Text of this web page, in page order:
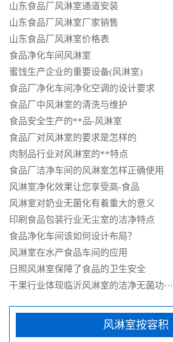
山东食品厂风淋室通道安装
山东食品厂风淋室厂家销售
山东食品厂风淋室价格表
食品净化车间风淋室
蜜饯生产企业的重要设备(风淋室)
食品厂净化车间净化空调的设计要求
食品厂中风淋室的清洗与维护
食品安全生产的**品-风淋室
食品厂对风淋室的要求是怎样的
肉制品行业对风淋室的**特点
食品厂洁净车间的风淋室怎样正确使用
风淋室净化效果让您享受高-食品
风淋室对奶业无菌化有着重大的意义
印刷食品包装行业无尘室的洁净特点
食品净化车间该如何设计布局？
风淋室在水产食品车间的应用
日照风淋室保障了食品的卫生安全
干果行业体现临沂风淋室的洁净无菌功···
风淋室按容积